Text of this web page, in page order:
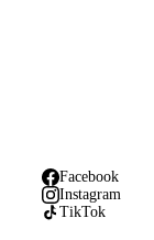
Facebook
Instagram
TikTok